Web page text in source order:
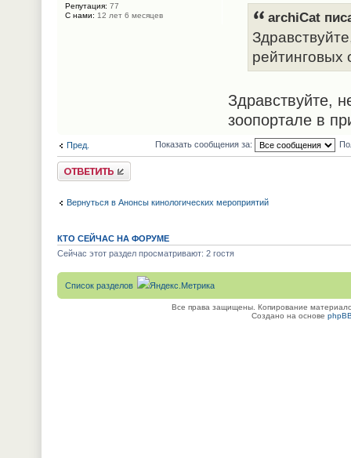
archiCat
рейтинговых
Здравствуйте,
зоопортале в
Репутация: 77
С нами: 12 лет 6 месяцев
Пред. Показать сообщения за:
Ответить
Вернуться в Анонсы кинологических мероприятий
КТО СЕЙЧАС НА ФОРУМЕ
Сейчас этот раздел просматривают: 2 гостя
Список разделов
Все права защищены. Копирование
Создано на основе